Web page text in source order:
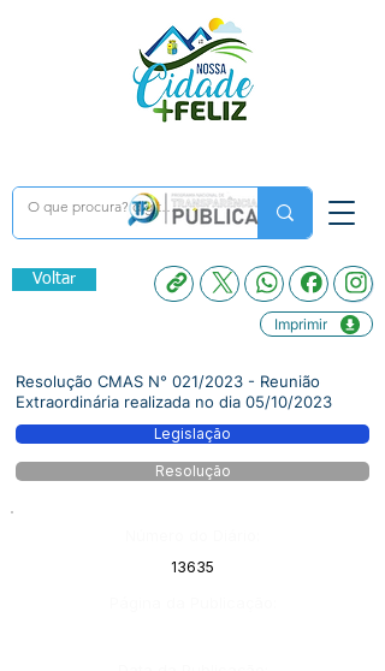
Voltar
Imprimir
Resolução CMAS N° 021/2023 - Reunião
Extraordinária realizada no dia 05/10/2023
Legislação
Resolução
13635